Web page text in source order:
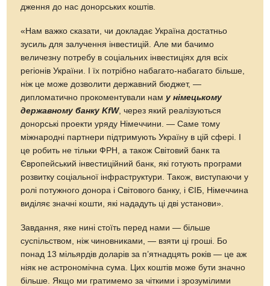
дження до нас донорських коштів.
«Нам важко сказати, чи докладає Україна достатньо
зусиль для залучення інвестицій. Але ми бачимо
величезну потребу в соціальних інвестиціях для всіх
регіонів України. І їх потрібно набагато-набагато більше,
ніж це може дозволити державний бюджет, —
дипломатично прокоментували нам у німецькому
державному банку KfW, через який реалізуються
донорські проекти уряду Німеччини. — Саме тому
міжнародні партнери підтримують Україну в цій сфері. І
це робить не тільки ФРН, а також Світовий банк та
Європейський iнвестиційний банк, які готують програми
розвитку соціальної інфраструктури. Також, виступаючи у
ролі потужного донора і Світового банку, і ЄІБ, Німеччина
виділяє значні кошти, які нададуть ці дві установи».
Завдання, яке нині стоїть перед нами — більше
суспільством, ніж чиновниками, — взяти ці гроші. Бо
понад 13 мільярдів доларів за п’ятнадцять років — це аж
ніяк не астрономічна сума. Цих коштів може бути значно
більше. Якщо ми гратимемо за чіткими і зрозумілими